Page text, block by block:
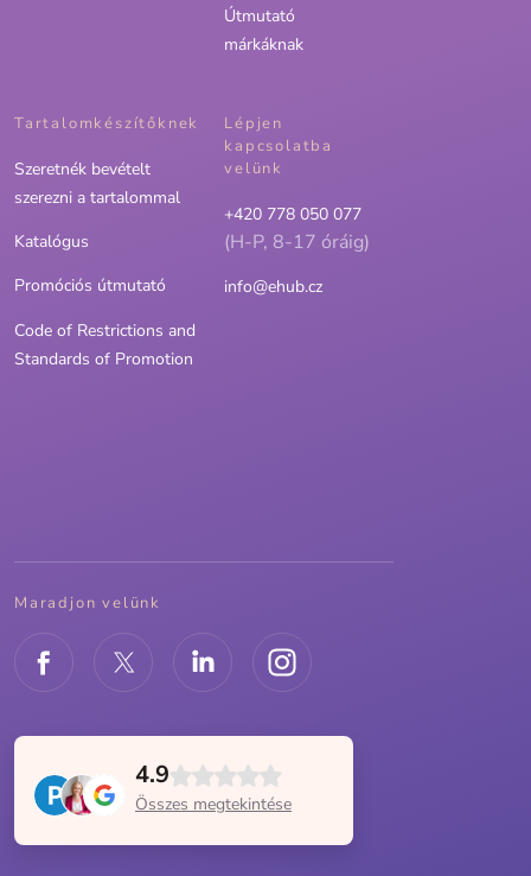
Útmutató
márkáknak
Tartalomkészítőknek
Szeretnék bevételt
szerezni a tartalommal
Katalógus
Promóciós útmutató
Code of Restrictions and
Standards of Promotion
Lépjen
kapcsolatba
velünk
+420 778 050 077
(H-P, 8-17 óráig)
info@ehub.cz
Maradjon velünk
4.9
Összes megtekintése